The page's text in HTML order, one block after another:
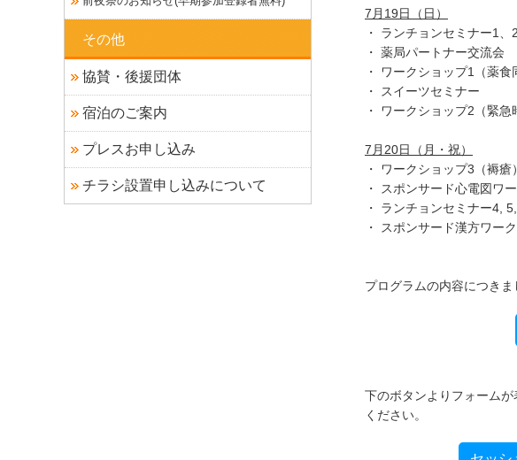
その他
協賛・後援団体
宿泊のご案内
プレスお申し込み
チラシ設置申し込みについて
7月19日（日）
・ ランチョンセミナー1、
・ 薬局パートナー交流会
・ ワークショップ1（薬食
・ スイーツセミナー
・ ワークショップ2（緊急
7月20日（月・祝）
・ ワークショップ3（褥瘡）
・ スポンサード心電図ワ
・ ランチョンセミナー4,
・ スポンサード漢方ワー
プログラムの内容につき
下のボタンよりフォーム
ください。